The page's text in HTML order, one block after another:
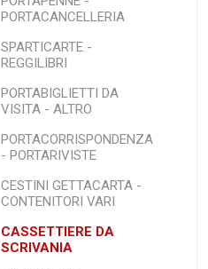
PORTACANCELLERIA
SPARTICARTE -
REGGILIBRI
PORTABIGLIETTI DA
VISITA - ALTRO
PORTACORRISPONDENZA
- PORTARIVISTE
CESTINI GETTACARTA -
CONTENITORI VARI
CASSETTIERE DA
SCRIVANIA